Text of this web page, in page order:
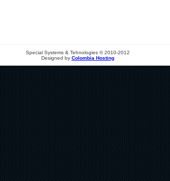
Special Systems & Tehnologies © 2010-2012
Designed by Colombia Hosting